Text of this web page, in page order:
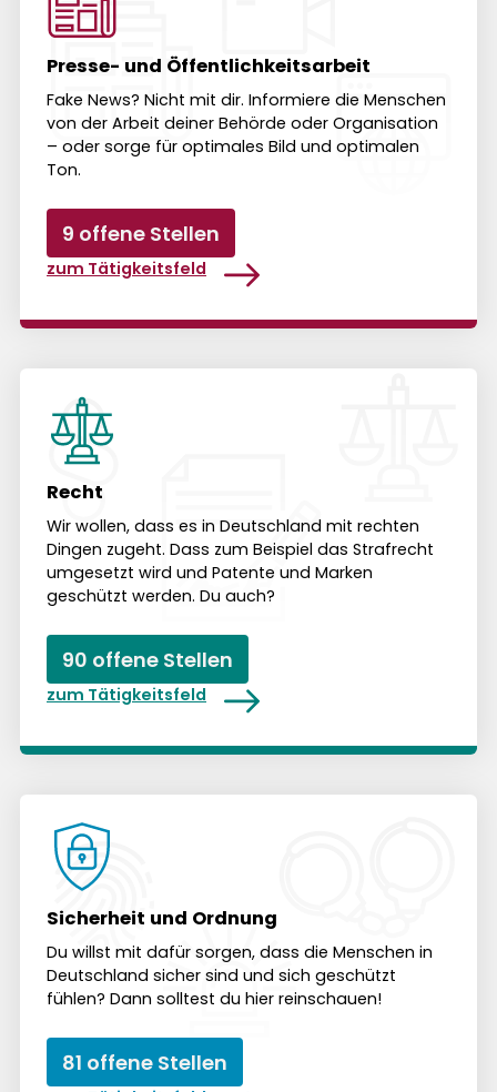
Presse- und Öffentlichkeitsarbeit
Fake News? Nicht mit dir. Informiere die Menschen
von der Arbeit deiner Behörde oder Orga­ni­sa­tion
– oder sorge für opti­males Bild und optimalen
Ton.
9 offene Stellen
zum Tätigkeitsfeld
Recht
Wir wollen, dass es in Deutsch­land mit rechten
Dingen zugeht. Dass zum Bei­spiel das Straf­recht
umge­setzt wird und Patente und Marken
geschützt werden. Du auch?
90 offene Stellen
zum Tätigkeitsfeld
Sicherheit und Ordnung
Du willst mit dafür sorgen, dass die Menschen in
Deutsch­land sicher sind und sich geschützt
fühlen? Dann solltest du hier rein­schauen!
81 offene Stellen